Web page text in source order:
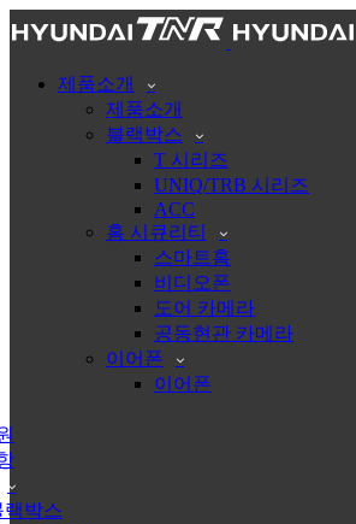
제품소개
제품소개
블랙박스
T 시리즈
UNIQ/TRB 시리즈
ACC
홈 시큐리티
스마트홈
비디오폰
도어 카메라
공동현관 카메라
이어폰
이어폰
랙박스